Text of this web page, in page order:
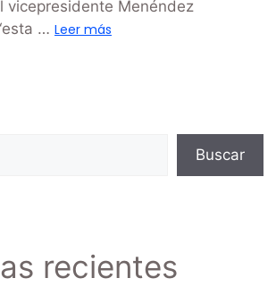
vicepresidente Menéndez
… Leer más
Buscar
recientes